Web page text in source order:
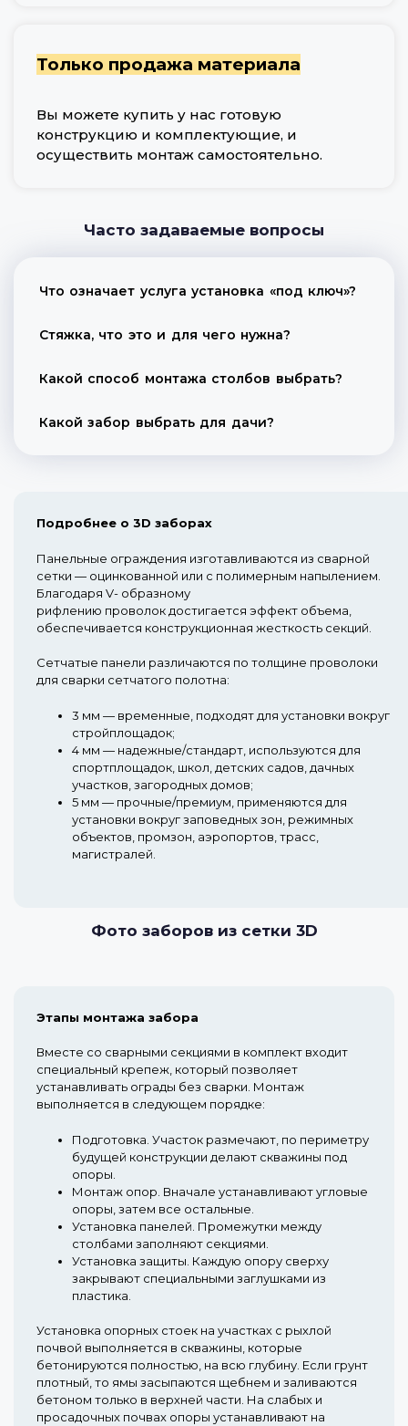
Только продажа материала
Вы можете купить у нас готовую
конструкцию и комплектующие, и
осуществить монтаж самостоятельно.
Часто задаваемые вопросы
Что означает услуга установка «под ключ»?
Стяжка, что это и для чего нужна?
Какой способ монтажа столбов выбрать?
Какой забор выбрать для дачи?
Подробнее о 3D заборах
Панельные ограждения изготавливаются из сварной
сетки — оцинкованной или с полимерным напылением.
Благодаря V- образному
рифлению проволок достигается эффект объема,
обеспечивается конструкционная жесткость секций.
Сетчатые панели различаются по толщине проволоки
для сварки сетчатого полотна:
3 мм — временные, подходят для установки вокруг
стройплощадок;
4 мм — надежные/стандарт, используются для
спортплощадок, школ, детских садов, дачных
участков, загородных домов;
5 мм — прочные/премиум, применяются для
установки вокруг заповедных зон, режимных
объектов, промзон, аэропортов, трасс,
магистралей.
Фото заборов из сетки 3D
Этапы монтажа забора
Вместе со сварными секциями в комплект входит
специальный крепеж, который позволяет
устанавливать ограды без сварки. Монтаж
выполняется в следующем порядке:
Подготовка. Участок размечают, по периметру
будущей конструкции делают скважины под
опоры.
Монтаж опор. Вначале устанавливают угловые
опоры, затем все остальные.
Установка панелей. Промежутки между
столбами заполняют секциями.
Установка защиты. Каждую опору сверху
закрывают специальными заглушками из
пластика.
Установка опорных стоек на участках с рыхлой
почвой выполняется в скважины, которые
бетонируются полностью, на всю глубину. Если грунт
плотный, то ямы засыпаются щебнем и заливаются
бетоном только в верхней части. На слабых и
просадочных почвах опоры устанавливают на